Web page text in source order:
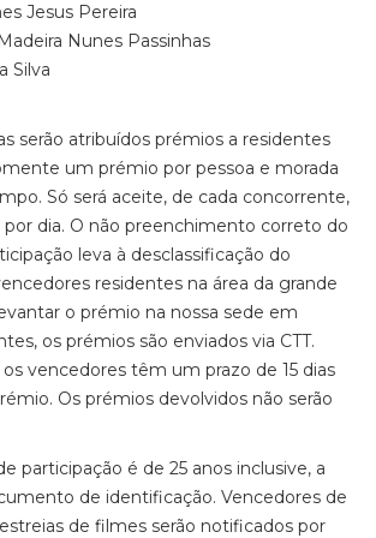
Jesus Pereira
Nunes Passinhas
Silva
serão atribuídos prémios a residentes
um prémio por pessoa e morada
Só será aceite, de cada concorrente,
dia. O não preenchimento correto do
leva à desclassificação do
residentes na área da grande
o prémio na nossa sede em
os prémios são enviados via CTT.
vencedores têm um prazo de 15 dias
Os prémios devolvidos não serão
participação é de 25 anos inclusive, a
de identificação. Vencedores de
de filmes serão notificados por